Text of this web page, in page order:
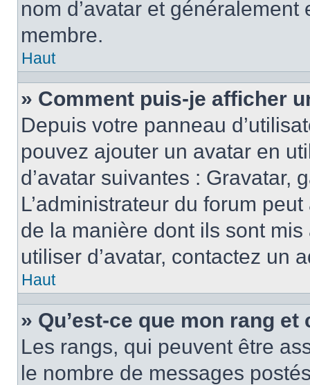
nom d’avatar et
membre.
Haut
» Comment puis-je afficher
Depuis votre panneau
pouvez ajouter un avatar en
d’avatar suivantes : Gravatar,
L’administrateur du forum
de la manière dont ils sont
utiliser d’avatar, contactez un
Haut
» Qu’est-ce que mon rang
Les rangs, qui peuvent être
le nombre de messages